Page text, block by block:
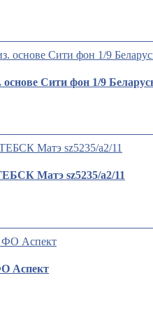
Сити фон 1/9
Матэ sz5235/а2/11
Аспект